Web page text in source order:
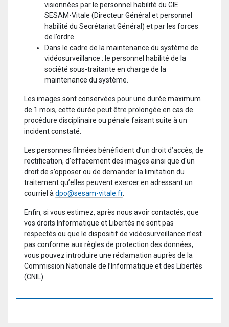
visionnées par le personnel habilité du GIE
SESAM-Vitale (Directeur Général et personnel
habilité du Secrétariat Général) et par les forces
de l’ordre.
Dans le cadre de la maintenance du système de
vidéosurveillance : le personnel habilité de la
société sous-traitante en charge de la
maintenance du système.
Les images sont conservées pour une durée maximum
de 1 mois, cette durée peut être prolongée en cas de
procédure disciplinaire ou pénale faisant suite à un
incident constaté.
Les personnes filmées bénéficient d’un droit d’accès, de
rectification, d’effacement des images ainsi que d'un
droit de s’opposer ou de demander la limitation du
traitement qu’elles peuvent exercer en adressant un
courriel àdpo@sesam-vitale.fr.
Enfin, si vous estimez, après nous avoir contactés, que
vos droits Informatique et Libertés ne sont pas
respectés ou que le dispositif de vidéosurveillance n’est
pas conforme aux règles de protection des données,
vous pouvez introduire une réclamation auprès de la
Commission Nationale de l’Informatique et des Libertés
(CNIL).